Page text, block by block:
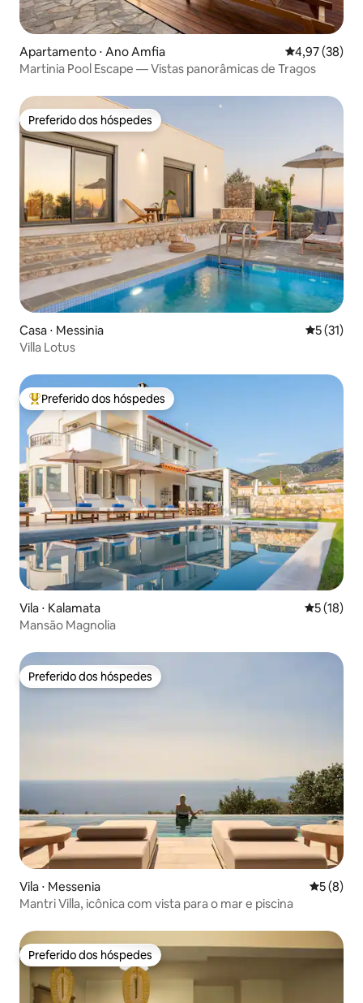
Apartamento ⋅ Ano Amfia 4,97 de uma
4,97 (38)
Martinia Pool Escape — Vistas panorâmicas de Tragos
Preferido dos hóspedes
Preferido dos hóspedes
Casa ⋅ Messinia 5 de uma
5 (31)
Villa Lotus
Entre os melhores preferidos dos hóspedes
Preferido dos hóspedes
Vila ⋅ Kalamata 5 de uma
5 (18)
Mansão Magnolia
Preferido dos hóspedes
Preferido dos hóspedes
Vila ⋅ Messenia 5 de
5 (8)
Mantri Villa, icônica com vista para o mar e piscina
Preferido dos hóspedes
Preferido dos hóspedes